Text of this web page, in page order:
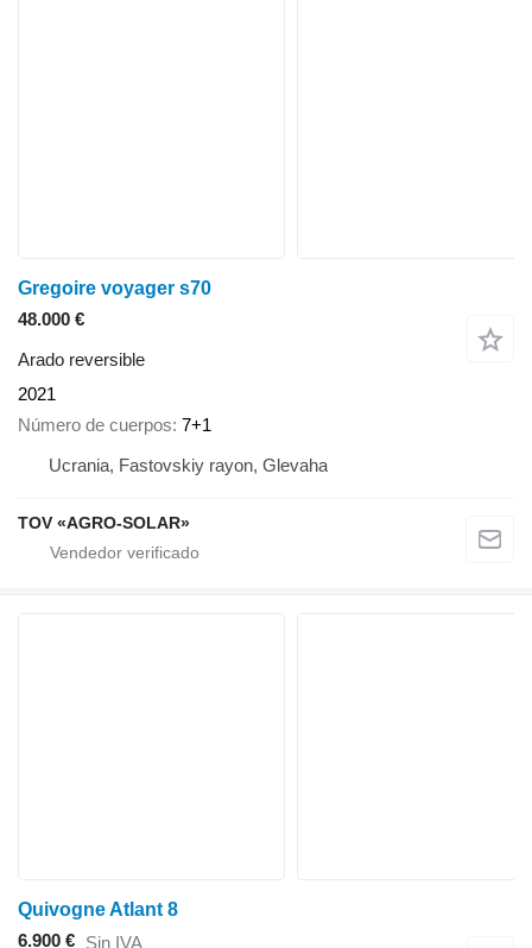
Gregoire voyager s70
48.000 €
Arado reversible
2021
Número de cuerpos 7+1
Ucrania, Fastovskiy rayon, Glevaha
TOV «AGRO-SOLAR»
Quivogne Atlant 8
6.900 € Sin IVA